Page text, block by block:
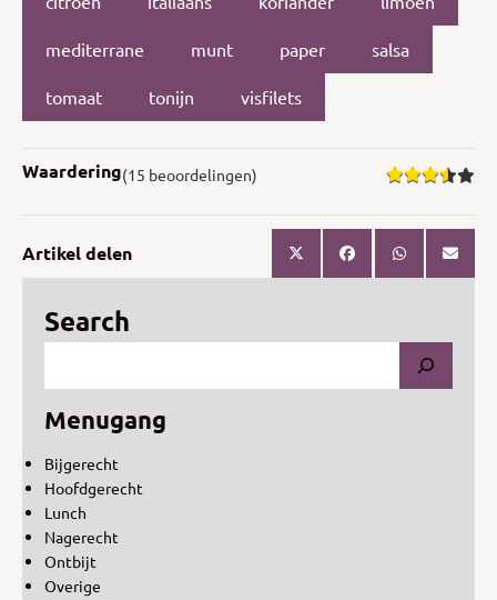
mediterrane munt paper salsa
tomaat tonijn visfilets
Waardering(15 beoordelingen)
Artikel delen
Search
Menugang
Bijgerecht
Hoofdgerecht
Lunch
Nagerecht
Ontbijt
Overige